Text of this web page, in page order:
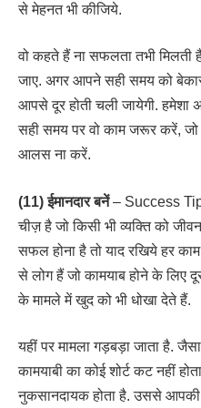
से मेहनत भी कीजिये.
वो कहते हैं ना सफलता तभी
जाए. अगर आपने सही समय को बेकार
आपसे दूर होती चली जायेगी.
सही समय पर वो काम जरूर करें,
आलस ना करें.
(11) ईमानदार बनें– Success
चीज़ है जो किसी भी व्यक्ति को
सफल होना है तो याद रखिये हर
से लोग हैं जो कामयाब होने के लिए
के मामले में खुद को भी धोखा देते हैं.
यहीं पर मामला गड़बड़ा जाता है.
कामयाबी का कोई शोर्ट कट नहीं
नुकसानदायक होता है. उससे आपकी